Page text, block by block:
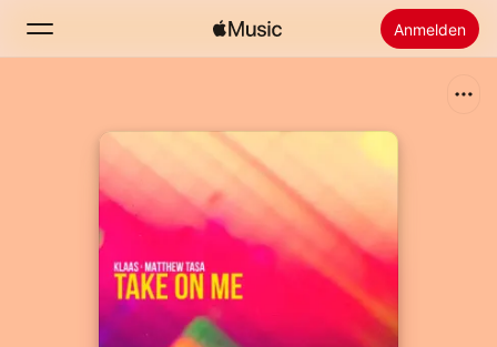
Anmelden
Startseite
Apple Music installieren